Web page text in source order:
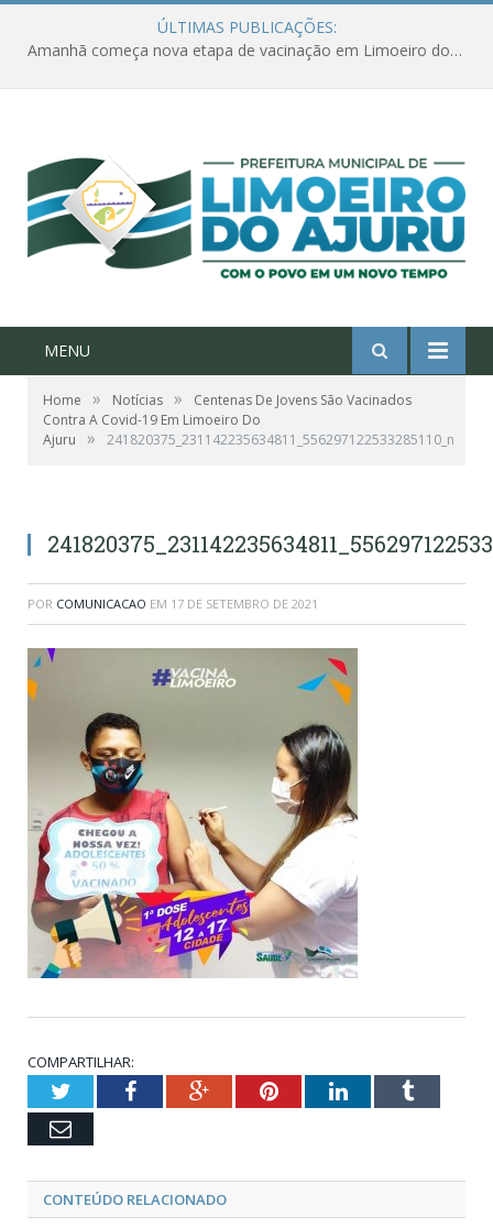
ÚLTIMAS PUBLICAÇÕES:
Amanhã começa nova etapa de vacinação em Limoeiro do Ajuru para idosos com 65 ou mais
MENU
Home » Notícias »
Centenas De Jovens São Vacinados
Contra A Covid-19 Em Limoeiro Do
Ajuru
» 241820375_231142235634811_556297122533285110_n
POR COMUNICACAO EM 17 DE SETEMBRO DE 2021
COMPARTILHAR:
TwitterFacebookGoogle+PinterestLinkedInTumblr
Email
CONTEÚDO RELACIONADO